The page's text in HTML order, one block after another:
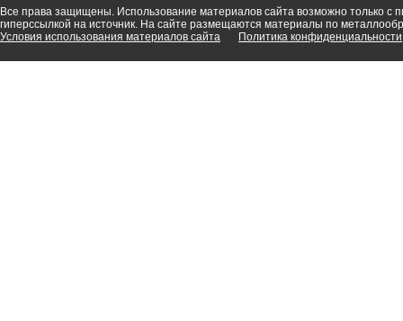
Все права защищены. Использование материалов сайта возможно только с
гиперссылкой на источник. На сайте размещаются материалы по
Условия использования материалов сайта
Политика конфиденциальности